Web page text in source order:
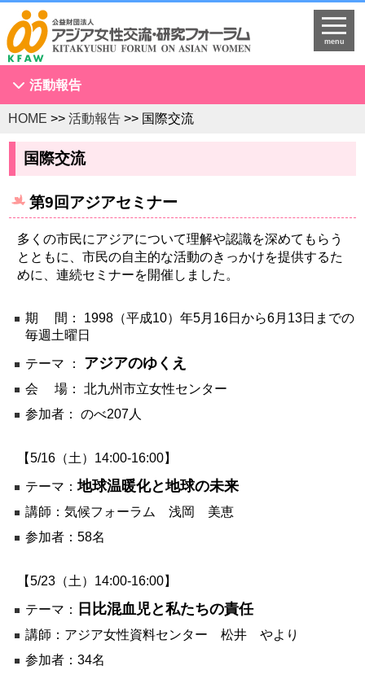
menu
活動報告
アジア女性会議
NGOセミナー
KFAWアジア研究者ネットワーク開催セミナー
国際理解促進事業
スタディツアー
国連
プログラム開発
国際研修
環境
教育
ジェンダー
持続可能な開発
人権
平和構築
HOME >> 活動報告 >> 国際交流
国際交流
第9回アジアセミナー
多くの市民にアジアについて理解や認識を深めてもらう
とともに、市民の自主的な活動のきっかけを提供するた
めに、連続セミナーを開催しました。
期 間： 1998（平成10）年5月16日から6月13日までの
毎週土曜日
テーマ ： アジアのゆくえ
会 場： 北九州市立女性センター
参加者： のべ207人
【5/16（土）14:00-16:00】
テーマ：地球温暖化と地球の未来
講師：気候フォーラム 浅岡 美恵
参加者：58名
【5/23（土）14:00-16:00】
テーマ： 日比混血児と私たちの責任
講師：アジア女性資料センター 松井 やより
参加者：34名